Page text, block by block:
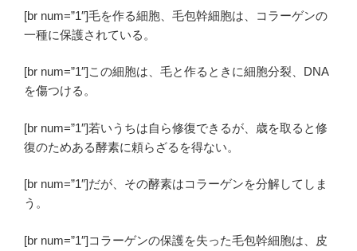
[br num=”1″]毛を作る細胞、毛包幹細胞は、コラーゲンの
一種に保護されている。
[br num=”1″]この細胞は、毛と作るときに細胞分裂、DNA
を傷つける。
[br num=”1″]若いうちは自ら修復できるが、歳を取ると修
復のためある酵素に頼らざるを得ない。
[br num=”1″]だが、その酵素はコラーゲンを分解してしま
う。
[br num=”1″]コラーゲンの保護を失った毛包幹細胞は、皮